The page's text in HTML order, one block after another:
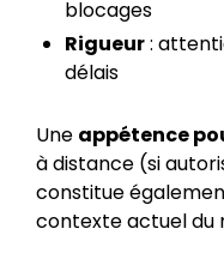
blocages
Rigueur:
délais
Une appétence
à distance (si
constitue
contexte actuel du